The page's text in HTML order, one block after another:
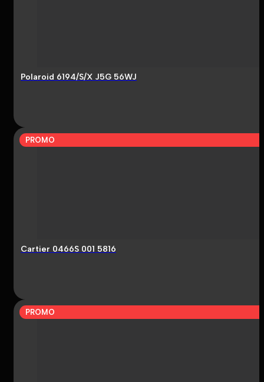
Polaroid 6194/S/X J5G 56WJ
PROMO
Cartier 0466S 001 5816
PROMO